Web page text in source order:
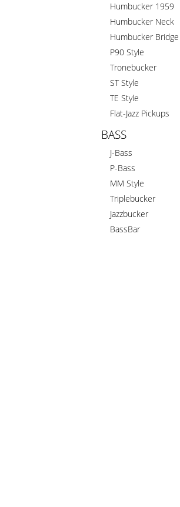
Humbucker 1959
Humbucker Neck
Humbucker Bridge
P90 Style
Tronebucker
ST Style
TE Style
Flat-Jazz Pickups
BASS
J-Bass
P-Bass
MM Style
Triplebucker
Jazzbucker
BassBar